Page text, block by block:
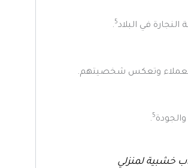
5
.
العملاء وتعكس شخصيتهم.
5
.
خشبية لمنزلي